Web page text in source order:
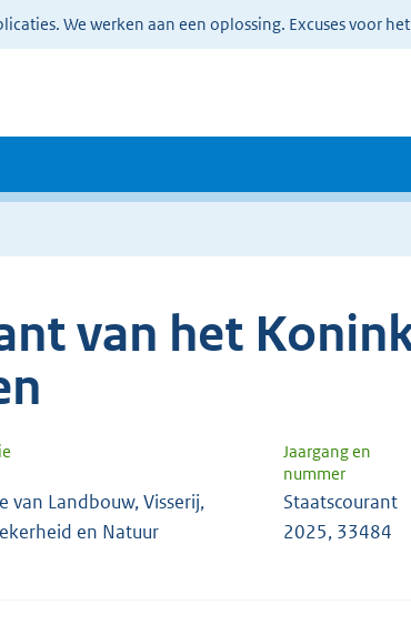
We werken aan een oplossing. Excuses voor
van het
Jaargang en
nummer
van Landbouw, Visserij,
en Natuur
Staatscourant
2025, 33484